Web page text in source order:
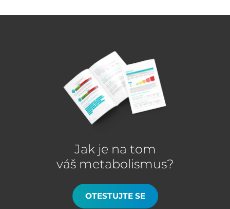
Jak je na tom
váš metabolismus?
OTESTUJTE SE